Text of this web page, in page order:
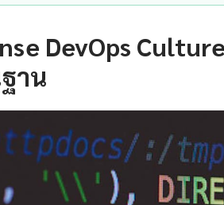
DevOps
าน